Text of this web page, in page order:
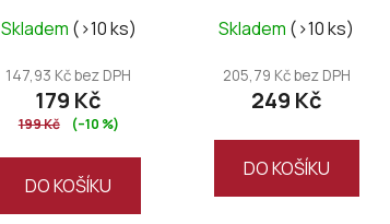
Skladem (>10 ks)
147,93 Kč bez DPH
179 Kč
199 Kč (–10 %)
DO KOŠÍKU
hodnocení
produktu
je
z
Skladem (>10 ks)
205,79 Kč bez DPH
249 Kč
DO KOŠÍKU